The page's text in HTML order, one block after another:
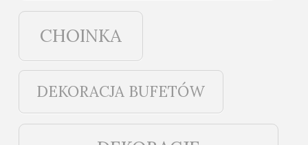
CHOINKA
DEKORACJA BUFETÓW